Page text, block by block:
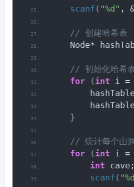
scanf ( "%d" ,
// 创建哈希表
Node*
// 初始化哈希
for
(int i =
}
// 统计每个山
for
(int i =
int cave;
scanf (